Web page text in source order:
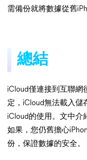
需備份就將數據從舊
總結
iCloud僅連接到互聯網
定，iCloud無法載入儲
iCloud的使用。文中介
如果，您仍舊擔心
份，保證數據的安全。